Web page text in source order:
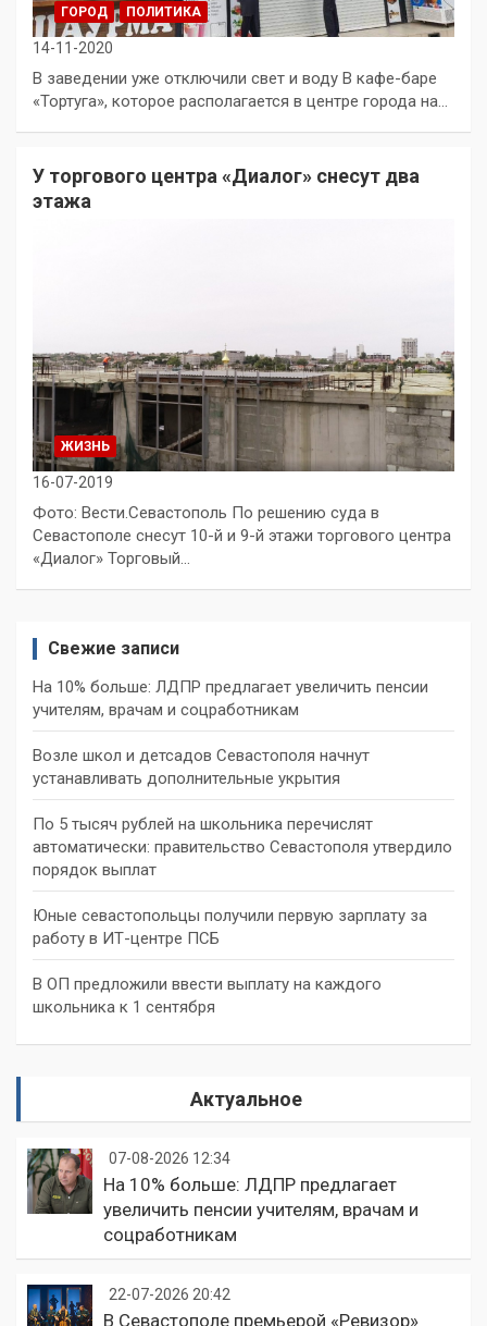
ГОРОД ПОЛИТИКА
14-11-2020
В заведении уже отключили свет и воду В кафе-баре
«Тортуга», которое располагается в центре города на…
У торгового центра «Диалог» снесут два
этажа
ЖИЗНЬ
16-07-2019
Фото: Вести.Севастополь По решению суда в
Севастополе снесут 10-й и 9-й этажи торгового центра
«Диалог» Торговый…
Свежие записи
На 10% больше: ЛДПР предлагает увеличить пенсии
учителям, врачам и соцработникам
Возле школ и детсадов Севастополя начнут
устанавливать дополнительные укрытия
По 5 тысяч рублей на школьника перечислят
автоматически: правительство Севастополя утвердило
порядок выплат
Юные севастопольцы получили первую зарплату за
работу в ИТ-центре ПСБ
В ОП предложили ввести выплату на каждого
школьника к 1 сентября
Актуальное
07-08-2026 12:34
На 10% больше: ЛДПР предлагает
увеличить пенсии учителям, врачам и
соцработникам
22-07-2026 20:42
В Севастополе премьерой «Ревизор»